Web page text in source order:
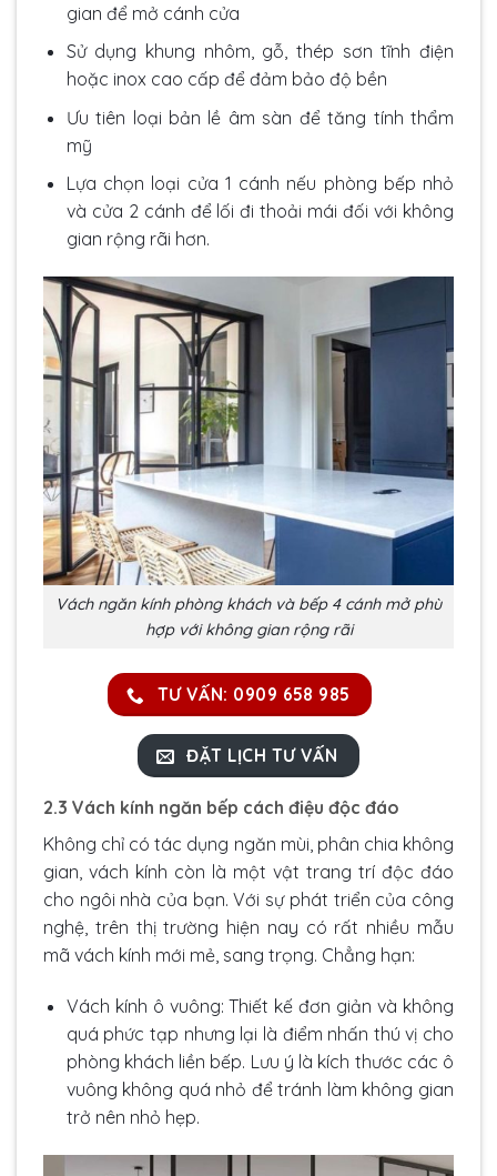
gian để mở cánh cửa
Sử dụng khung nhôm, gỗ, thép sơn tĩnh điện
hoặc inox cao cấp để đảm bảo độ bền
Ưu tiên loại bản lề âm sàn để tăng tính thẩm
mỹ
Lựa chọn loại cửa 1 cánh nếu phòng bếp nhỏ
và cửa 2 cánh để lối đi thoải mái đối với không
gian rộng rãi hơn.
Vách ngăn kính phòng khách và bếp 4 cánh mở phù
hợp với không gian rộng rãi
TƯ VẤN: 0909 658 985
ĐẶT LỊCH TƯ VẤN
2.3 Vách kính ngăn bếp cách điệu độc đáo
Không chỉ có tác dụng ngăn mùi, phân chia không
gian, vách kính còn là một vật trang trí độc đáo
cho ngôi nhà của bạn. Với sự phát triển của công
nghệ, trên thị trường hiện nay có rất nhiều mẫu
mã vách kính mới mẻ, sang trọng. Chẳng hạn:
Vách kính ô vuông: Thiết kế đơn giản và không
quá phức tạp nhưng lại là điểm nhấn thú vị cho
phòng khách liền bếp. Lưu ý là kích thước các ô
vuông không quá nhỏ để tránh làm không gian
trở nên nhỏ hẹp.